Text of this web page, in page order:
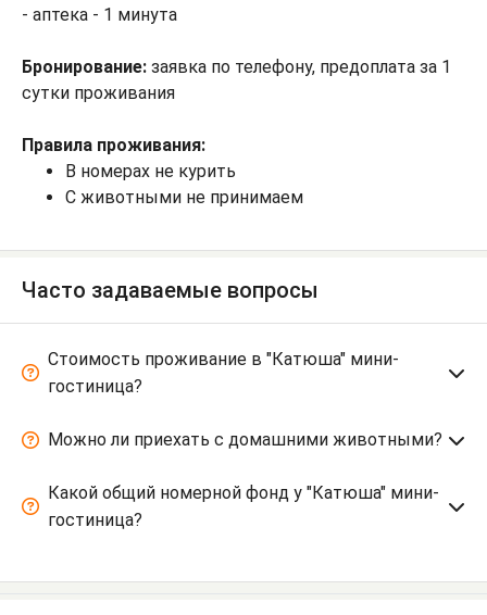
- аптека - 1 минута
Бронирование: заявка по телефону, предоплата за 1
сутки проживания
Правила проживания:
В номерах не курить
С животными не принимаем
Часто задаваемые вопросы
Стоимость проживание в "Катюша" мини-
гостиница?
Можно ли приехать с домашними животными?
Какой общий номерной фонд у "Катюша" мини-
гостиница?